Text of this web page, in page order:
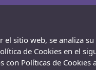
sitio web, se analiza
de Cookies en el
Políticas de